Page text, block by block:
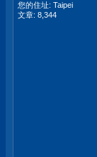
您的住址: Taipei
文章: 8,344